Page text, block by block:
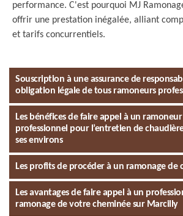
performance. C'est pourquoi MJ
offrir une prestation inégalée, alliant
et tarifs concurrentiels.
Souscription à une assurance de
obligation légale de tous ramoneurs
Les bénéfices de faire appel à un ramoneur
professionnel pour l’entretien de
ses environs
Les profits de procéder à un ramonage de
Les avantages de faire appel à un
ramonage de votre cheminée sur Marcilly